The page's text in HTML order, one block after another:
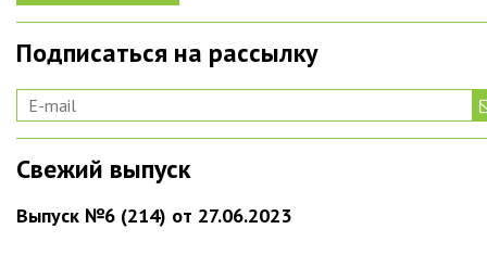
Подписаться на рассылку
Свежий выпуск
Выпуск №6 (214) от 27.06.2023